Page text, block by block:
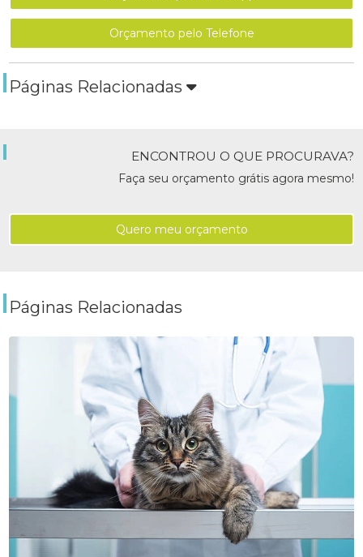
Orçamento pelo Telefone
Páginas Relacionadas
ENCONTROU O QUE PROCURAVA?
Faça seu orçamento grátis agora mesmo!
Quero meu orçamento
Páginas Relacionadas